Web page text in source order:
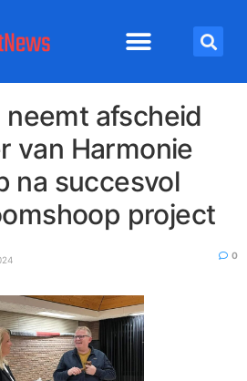
neemt afscheid
van Harmonie
na succesvol
project
0